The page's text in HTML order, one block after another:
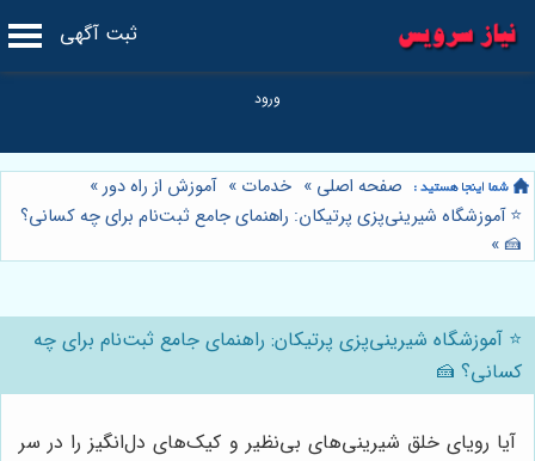
ثبت آگهی
صفحه اصلی » خدمات » آموزش از راه دور»
⭐️ آموزشگاه شیرینی‌پزی پرتیکان: راهنمای جامع ثبت‌نام برای چه کسانی؟
🍰
»
⭐️ آموزشگاه شیرینی‌پزی پرتیکان: راهنمای جامع ثبت‌نام برای چه
کسانی؟ 🍰
آیا رویای خلق شیرینی‌های بی‌نظیر و کیک‌های دل‌انگیز را در سر